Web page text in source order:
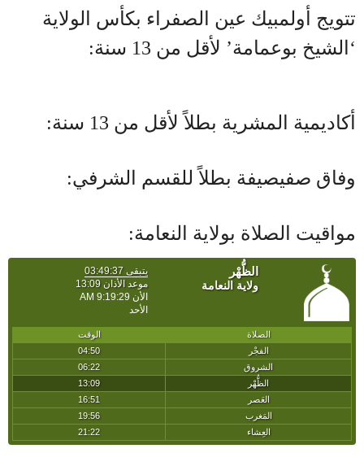
تتويج أولمبيك عين الصفراء بكأس الولاية
‘الشيخ بوعمامة’ لأقل من 13 سنة:
أكاديمية المشرية بطلاً لأقل من 13 سنة:
وفاق صفيصيفة بطلاً للقسم الشرفي:
مواقيت الصلاة بولاية النعامة: